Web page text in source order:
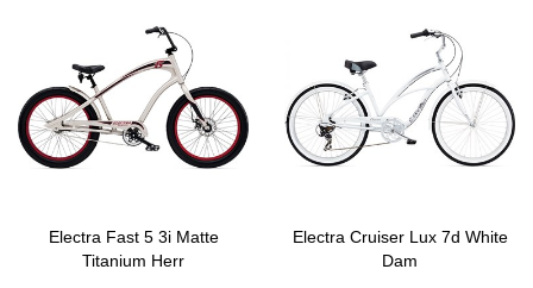
Electra Fast 5 3i Matte
Titanium Herr
Electra Cruiser Lux 7d White
Dam